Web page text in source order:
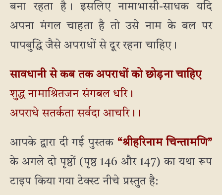
बना रहता है। इसलिए नामाभासी-साधक यदि
अपना मंगल चाहता है तो उसे नाम के बल पर
पापबुद्धि जैसे अपराधों से दूर रहना चाहिए।
सावधानी से कब तक अपराधों को छोड़ना चाहिए
शुद्ध नामाश्रितजन संगबल धरि।
अपराधे सतर्कता सर्वदा आचरि।।
आपके द्वारा दी गई पुस्तक “श्रीहरिनाम चिन्तामणि”
के अगले दो पृष्ठों (पृष्ठ 146 और 147) का यथा रूप
टाइप किया गया टेक्स्ट नीचे प्रस्तुत है: